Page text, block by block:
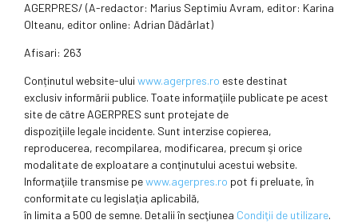
AGERPRES/ (A-redactor: Marius Septimiu Avram, editor: Karina
Olteanu, editor online: Adrian Dădârlat)
Afisari: 263
Conținutul website-ului www.agerpres.ro este destinat
exclusiv informării publice. Toate informaţiile publicate pe acest
site de către AGERPRES sunt protejate de
dispoziţiile legale incidente. Sunt interzise copierea,
reproducerea, recompilarea, modificarea, precum şi orice
modalitate de exploatare a conţinutului acestui website.
Informaţiile transmise pewww.agerpres.ro pot fi preluate, în
conformitate cu legislaţia aplicabilă,
în limita a 500 de semne. Detalii în secţiunea Condiţii de utilizare.